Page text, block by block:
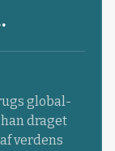
global-
draget
verdens